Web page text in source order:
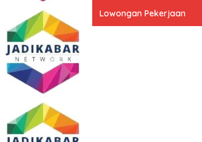
Lowongan Pekerjaan